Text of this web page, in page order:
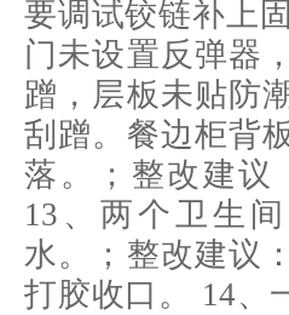
要调试铰链补上
门未设置反弹器
蹭，层板未贴防
刮蹭。餐边柜背
落。；整改建议
13、两个卫生
水。；整改建议
打胶收口。 14、